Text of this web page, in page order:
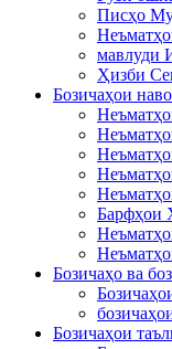
Писҳо
мавлуди
Ҳизби
Бозичаҳои
Барфҳои
Бозичаҳо ва
Бозичаҳои